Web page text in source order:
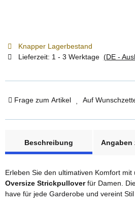
Knapper Lagerbestand
Lieferzeit: 1 - 3 Werktage (DE -
Frage zum Artikel Auf
Beschreibung
Angaben
Erleben Sie den ultimativen Komfort mit
Oversize Strickpulloverfür Damen.
have für jede Garderobe und vereint